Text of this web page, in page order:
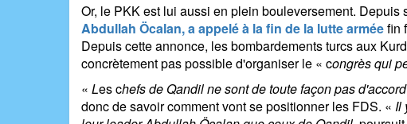
Or, le PKK est lui aussi en plein bouleversement.
Abdullah Öcalan, a appelé à la fin de la lutte arméefin
Depuis cette annonce, les bombardements turcs aux
concrètement pas possible d'organiser le « congrès qui
« Les chefs de Qandil ne sont de toute façon pas
donc de savoir comment vont se positionner les FDS. « Il